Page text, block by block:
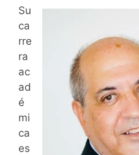
Su
ca
rre
ra
ac
ad
é
mi
ca
es